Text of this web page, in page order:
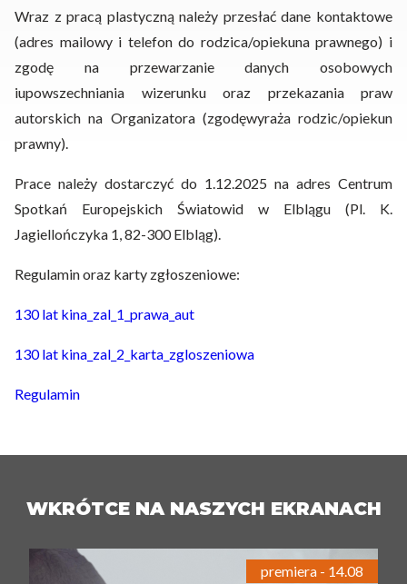
Wraz z pracą plastyczną należy przesłać dane kontaktowe
(adres mailowy i telefon do rodzica/opiekuna prawnego) i
zgodę na przewarzanie danych osobowych
iupowszechniania wizerunku oraz przekazania praw
autorskich na Organizatora (zgodęwyraża rodzic/opiekun
prawny).
Prace należy dostarczyć do 1.12.2025 na adres Centrum
Spotkań Europejskich Światowid w Elblągu (Pl. K.
Jagiellończyka 1, 82-300 Elbląg).
Regulamin oraz karty zgłoszeniowe:
130 lat kina_zal_1_prawa_aut
130 lat kina_zal_2_karta_zgloszeniowa
Regulamin
WKRÓTCE NA NASZYCH EKRANACH
premiera - 14.08